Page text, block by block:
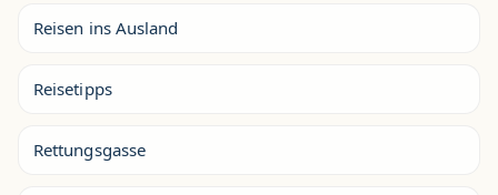
Reisen ins Ausland
Reisetipps
Rettungsgasse